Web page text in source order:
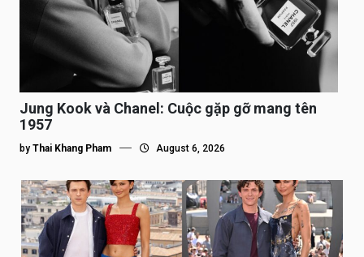
Jung Kook và Chanel: Cuộc gặp gỡ mang tên
1957
by Thai Khang Pham August 6, 2026